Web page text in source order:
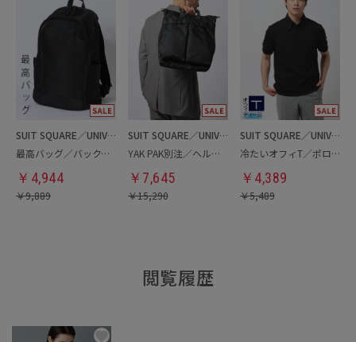
SUIT SQUARE／UNIVERSAL LANGUAGE
最高バッグ／バックパック
￥ 4,944
￥9,889
SUIT SQUARE／UNIVERSAL LANGUAGE
YAK PAK別注／ヘルメットバッグ
￥ 7,645
￥15,290
SUIT SQUARE／UNIVERSAL LANGUAGE
冷たいオフィT／ポロシャツ
￥ 4,389
￥5,489
閲覧履歴